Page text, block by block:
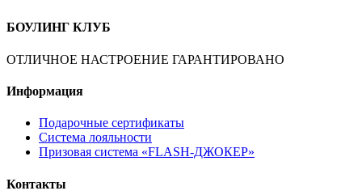
БОУЛИНГ КЛУБ
ОТЛИЧНОЕ НАСТРОЕНИЕ ГАРАНТИРОВАНО
Информация
Подарочные сертификаты
Система лояльности
Призовая система «FLASH-ДЖОКЕР»
Контакты